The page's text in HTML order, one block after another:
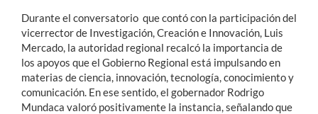
Durante el conversatorio que contó con la participación del
vicerrector de Investigación, Creación e Innovación, Luis
Mercado, la autoridad regional recalcó la importancia de
los apoyos que el Gobierno Regional está impulsando en
materias de ciencia, innovación, tecnología, conocimiento y
comunicación. En ese sentido, el gobernador Rodrigo
Mundaca valoró positivamente la instancia, señalando que